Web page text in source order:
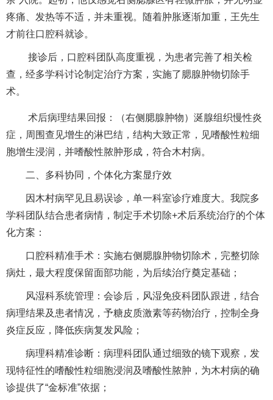
疼痛、发热等不适，并未重视。随着肿胀逐渐加重，王先生
才前往口腔科就诊。
接诊后， 口腔科团队高度重视，为患者完善了相关检
查，经多学科讨论制定治疗方案，实施了腮腺肿物切除手
术。
术后病理结果回报：（右侧腮腺肿物）涎腺组织慢性炎
症，周围查见增生的淋巴结，结构大致正常，见嗜酸性粒细
胞增生浸润，并嗜酸性脓肿形成，符合木村病。
二、多科协同，个体化方案显疗效
因木村病罕见且易误诊，单一科室诊疗难度大。我院多
学科团队结合患者病情，制定手术切除+术后系统治疗的个体
化方案：
口腔科精准手术：实施右侧腮腺肿物切除术，完整切除
病灶，最大程度保留面部功能，为后续治疗奠定基础；
风湿科系统管理：会诊后，风湿免疫科团队跟进，结合
病理结果及患者情况，予糖皮质激素等药物治疗，控制全身
炎症反应，降低疾病复发风险；
病理科精准诊断： 病理科团队通过细致的镜下观察，发
现特征性的嗜酸性粒细胞浸润及嗜酸性脓肿，为木村病的确
诊提供了“金标准”依据；